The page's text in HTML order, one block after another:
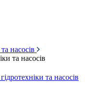
насосів
та насосів
та насосів